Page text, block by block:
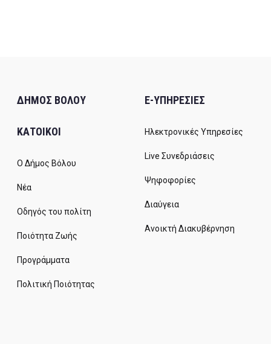
ΔΗΜΟΣ ΒΟΛΟΥ
ΚΑΤΟΙΚΟΙ
Ο Δήμος Βόλου
Νέα
Οδηγός του πολίτη
Ποιότητα Ζωής
Προγράμματα
Πολιτική Ποιότητας
E-ΥΠΗΡΕΣΙΕΣ
Ηλεκτρονικές Υπηρεσίες
Live Συνεδριάσεις
Ψηφοφορίες
Διαύγεια
Ανοικτή Διακυβέρνηση